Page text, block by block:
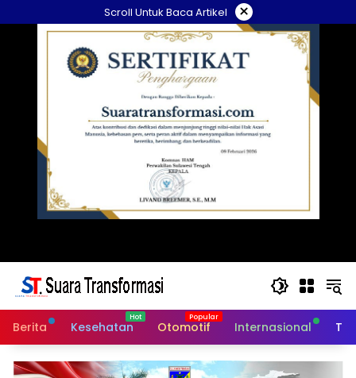
ke
Scroll Untuk Baca Artikel ×
Berita Kesehatan Otomotif Internasional